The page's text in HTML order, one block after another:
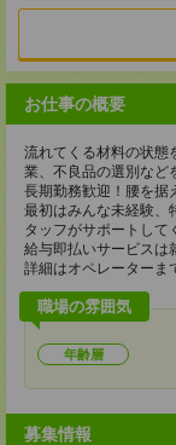
お仕事の概要
流れてくる材料の状態
業、不良品の選別など
長期勤務歓迎！腰を据
最初はみんな未経験、
タッフがサポートして
給与即払いサービスは
詳細はオペレーターま
職場の雰囲気
年齢層
募集情報